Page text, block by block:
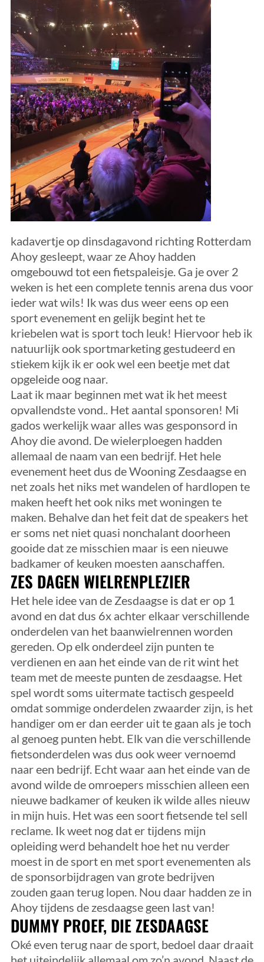
kadavertje op dinsdagavond richting Rotterdam
Ahoy gesleept, waar ze Ahoy hadden
omgebouwd tot een fietspaleisje. Ga je over 2
weken is het een complete tennis arena dus voor
ieder wat wils! Ik was dus weer eens op een
sport evenement en gelijk begint het te
kriebelen wat is sport toch leuk! Hiervoor heb ik
natuurlijk ook sportmarketing gestudeerd en
stiekem kijk ik er ook wel een beetje met dat
opgeleide oog naar.
Laat ik maar beginnen met wat ik het meest
opvallendste vond.. Het aantal sponsoren! Mi
gados werkelijk waar alles was gesponsord in
Ahoy die avond. De wielerploegen hadden
allemaal de naam van een bedrijf. Het hele
evenement heet dus de Wooning Zesdaagse en
net zoals het niks met wandelen of hardlopen te
maken heeft het ook niks met woningen te
maken. Behalve dan het feit dat de speakers het
er soms net niet quasi nonchalant doorheen
gooide dat ze misschien maar is een nieuwe
badkamer of keuken moesten aanschaffen.
ZES DAGEN WIELRENPLEZIER
Het hele idee van de Zesdaagse is dat er op 1
avond en dat dus 6x achter elkaar verschillende
onderdelen van het baanwielrennen worden
gereden. Op elk onderdeel zijn punten te
verdienen en aan het einde van de rit wint het
team met de meeste punten de zesdaagse. Het
spel wordt soms uitermate tactisch gespeeld
omdat sommige onderdelen zwaarder zijn, is het
handiger om er dan eerder uit te gaan als je toch
al genoeg punten hebt. Elk van die verschillende
fietsonderdelen was dus ook weer vernoemd
naar een bedrijf. Echt waar aan het einde van de
avond wilde de omroepers misschien alleen een
nieuwe badkamer of keuken ik wilde alles nieuw
in mijn huis. Het was een soort fietsende tel sell
reclame. Ik weet nog dat er tijdens mijn
opleiding werd behandelt hoe het nu verder
moest in de sport en met sport evenementen als
de sponsorbijdragen van grote bedrijven
zouden gaan terug lopen. Nou daar hadden ze in
Ahoy tijdens de zesdaagse geen last van!
DUMMY PROEF, DIE ZESDAAGSE
Oké even terug naar de sport, bedoel daar draait